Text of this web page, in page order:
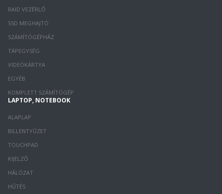
RAID VEZÉRLŐ
SSD MEGHAJTÓ
SZÁMÍTÓGÉPHÁZ
TÁPEGYSÉG
VIDEÓKÁRTYA
EGYÉB
KOMPLETT SZÁMÍTÓGÉP
LAPTOP, NOTEBOOK
ALAPLAP
BILLENTYŰZET
TOUCHPAD
KIJELZŐ
HÁLÓZAT
HŰTÉS